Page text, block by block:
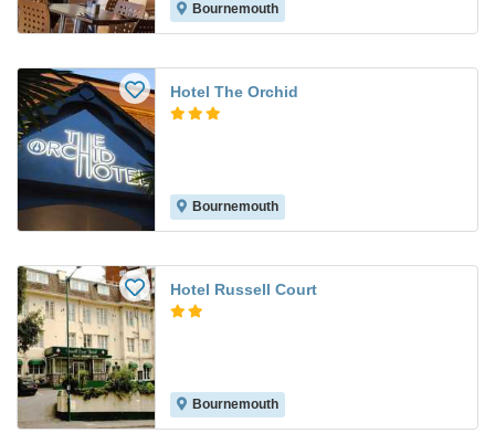
Bournemouth
Hotel The Orchid
Bournemouth
Hotel Russell Court
Bournemouth